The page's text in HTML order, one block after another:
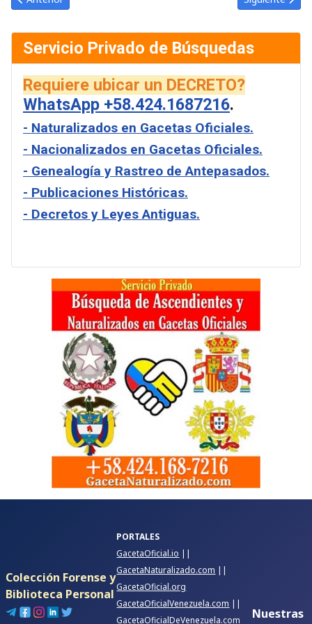
Servicio Privado de Búsquedas
Requiere ubicar un DECRETO?
WhatsApp +58.424.1687216.
- Naturalizados en Gacetas Oficiales.
- Nacionalizados en Gacetas Oficiales.
- Genealogía y Rastreo de Antepasados.
- Publicaciones Históricas.
- Decretos y Leyes Antiguas.
Colección Forense y
Biblioteca Personal
PORTALES
GacetaOficial.io ||
GacetaNaturalizado.com ||
GacetaOficial.org
GacetaOficialVenezuela.com ||
GacetaOficialDeVenezuela.com
Nuestras